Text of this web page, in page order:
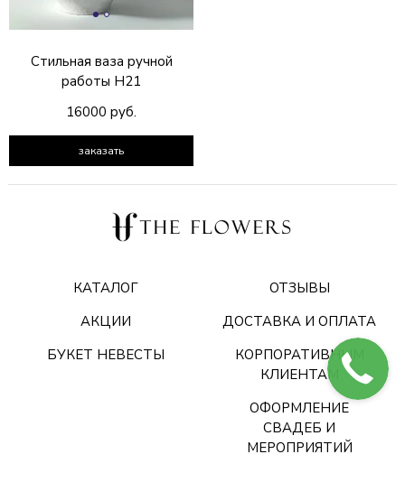
Стильная ваза ручной
работы Н21
16000 руб.
заказать
КАТАЛОГ
АКЦИИ
БУКЕТ НЕВЕСТЫ
ОТЗЫВЫ
ДОСТАВКА И ОПЛАТА
КОРПОРАТИВНЫМ
КЛИЕНТАМ
ОФОРМЛЕНИЕ
СВАДЕБ И
МЕРОПРИЯТИЙ